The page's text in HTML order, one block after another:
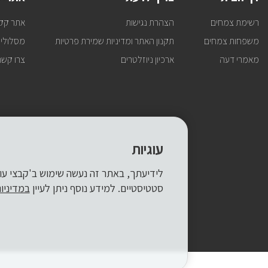
רשימת צמחים
משפחות צמחים
מאמרי דעה
הצהרת נגישות
תקנון האתר ומדיניות שמירת פרטיות
ארכיון ניוזלטרים
אתר
צרו
עוגיות
סטטיסטיים. למידע נוסף ניתן לעיין